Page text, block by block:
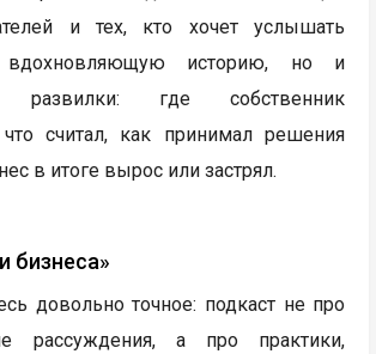
и тех, кто хочет услышать
историю, но и
развилки: где собственник
что считал, как принимал решения
в итоге вырос или застрял.
бизнеса»
довольно точное: подкаст не про
рассуждения, а про практики,